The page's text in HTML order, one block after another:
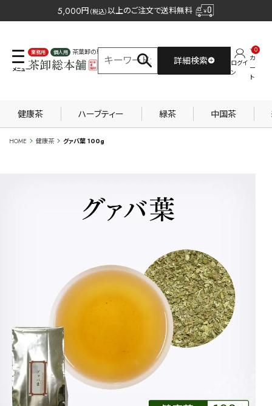
5,000円 （税込）以上のご注文で送料無料
業務用 個人用
茶葉卸の専門サイト
詳細検索
ログイ
ン
カ
ー
ト
0
健康茶 ハーブティー 緑茶 中国茶
HOME 健康茶 グァバ葉 100g